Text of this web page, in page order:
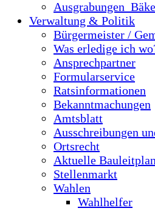
Verwaltung & Politik
Bürgermeister /
Was erledige ich
Ansprechpartner
Formularservice
Ratsinformationen
Bekanntmachungen
Amtsblatt
Ausschreibungen
Ortsrecht
Aktuelle
Stellenmarkt
Wahlen
Wahlhelfer